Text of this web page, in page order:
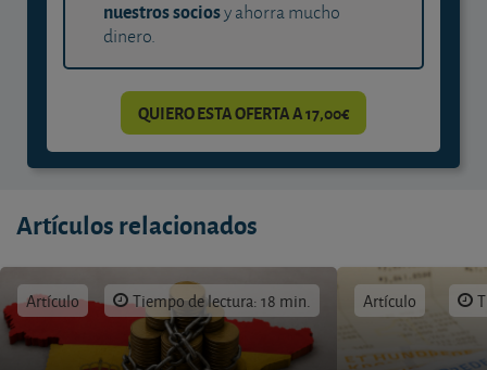
nuestros sociosy ahorra mucho
dinero.
QUIERO ESTA OFERTA A 17,00€
Artículos relacionados
Artículo Tiempo de lectura: 18 min. Artículo